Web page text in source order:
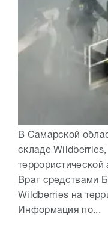
В Самарской
складе
Враг средствами
Wildberries на
Информация по...